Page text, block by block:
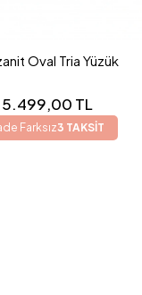
Oval Tria Yüzük
5.499,00 TL
Farksız3 TAKSİT